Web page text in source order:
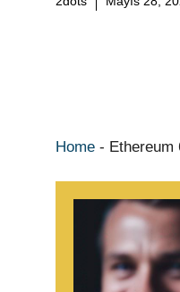
Home - Ethereum